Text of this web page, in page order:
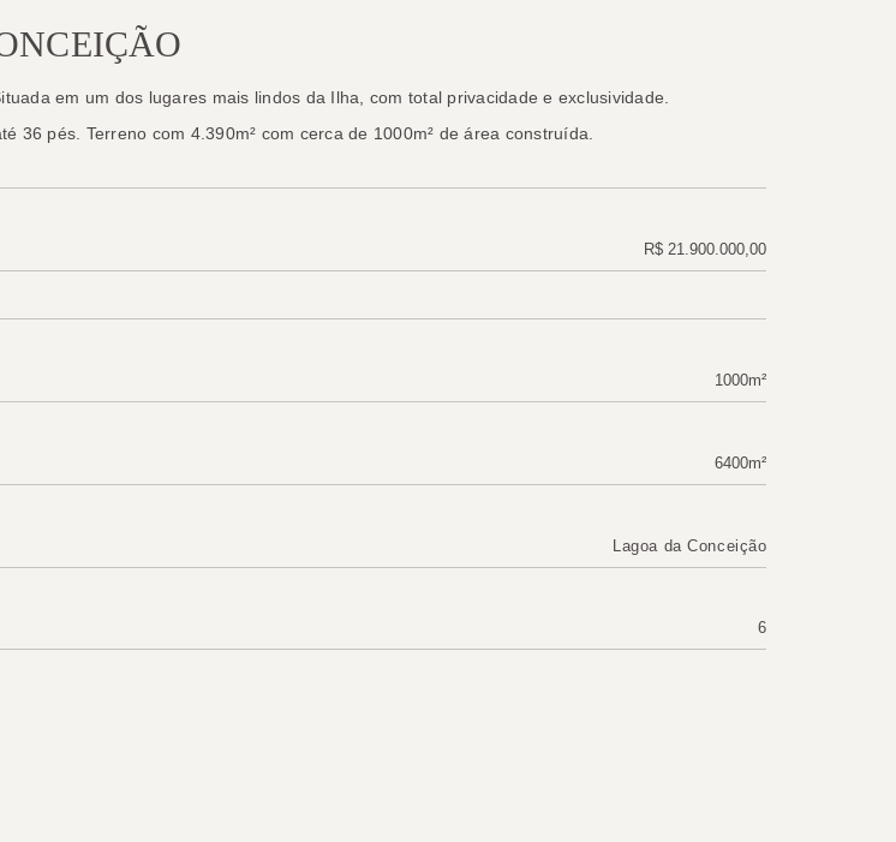
em um dos lugares mais lindos da Ilha, com total privacidade e exclusividade.
36 pés. Terreno com 4.390m² com cerca de 1000m² de área construída.
R$ 21.900.000,00
1000m²
6400m²
Lagoa da Conceição
6